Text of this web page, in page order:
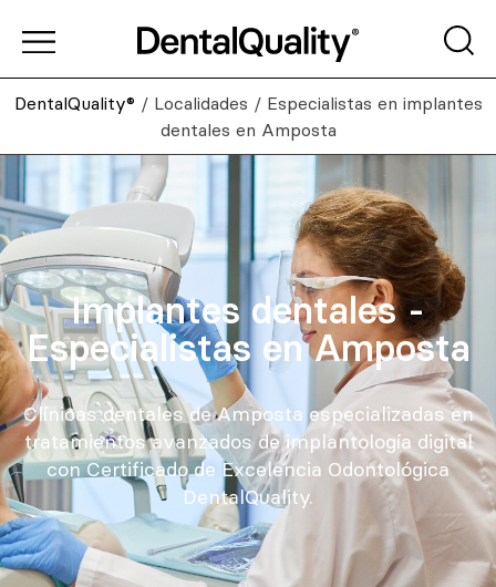
DentalQuality® / Localidades / Especialistas en implantes
dentales en Amposta
Implantes dentales -
Especialistas en Amposta
Clínicas dentales de Amposta especializadas en
tratamientos avanzados de implantología digital
con Certificado de Excelencia Odontológica
DentalQuality.